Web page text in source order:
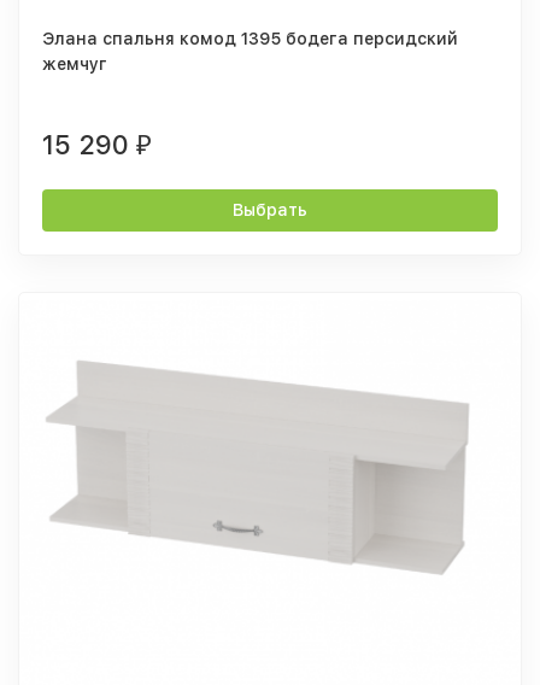
Элана спальня комод 1395 бодега персидский
жемчуг
15 290 ₽
Выбрать